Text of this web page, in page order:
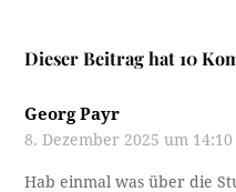
Dieser Beitrag hat 10
Georg Payr
8. Dezember 2025 um
Hab einmal was über die